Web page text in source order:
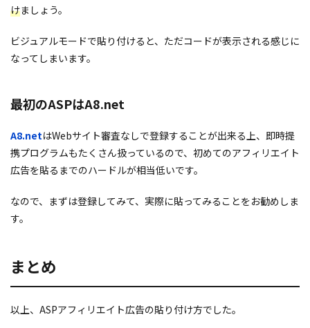
けましょう。
ビジュアルモードで貼り付けると、ただコードが表示される感じに
なってしまいます。
最初のASPはA8.net
A8.netはWebサイト審査なしで登録することが出来る上、即時提
携プログラムもたくさん扱っているので、初めてのアフィリエイト
広告を貼るまでのハードルが相当低いです。
なので、まずは登録してみて、実際に貼ってみることをお勧めしま
す。
まとめ
以上、ASPアフィリエイト広告の貼り付け方でした。